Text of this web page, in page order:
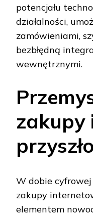
potencjału
działalności,
zamówieniami,
bezbłędną
wewnętrznymi.
zakupy
W dobie cyfrowej
zakupy
elementem